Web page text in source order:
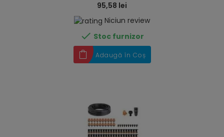
95,58 lei
Niciun review
 Stoc furnizor
Adaugă în Coș